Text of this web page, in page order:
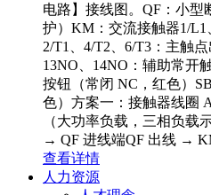
电路】接线图。QF：小型
护）KM：交流接触器1/L1
2/T1、4/T2、6/T3：主触
13NO、14NO：辅助常开
按钮（常闭 NC，红色）
色）方案一：接触器线圈
（大功率负载，三相负载
→ QF 进线端QF 出线 →
查看详情
人力资源